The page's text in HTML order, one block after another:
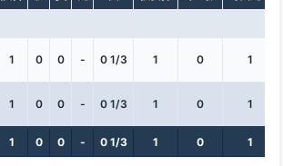
1 0 0 - 0 1/3 1 0 1
1 0 0 - 0 1/3 1 0 1
1 0 0 - 0 1/3 1 0 1